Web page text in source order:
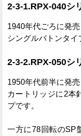
2-3-1.RPX-040シ
1940年代ごろに発
シングルバトンタイ
2-3-2.RPX-050シ
1950年代前半に発
カートリッジに2本
プです。
一方に78回転のSP